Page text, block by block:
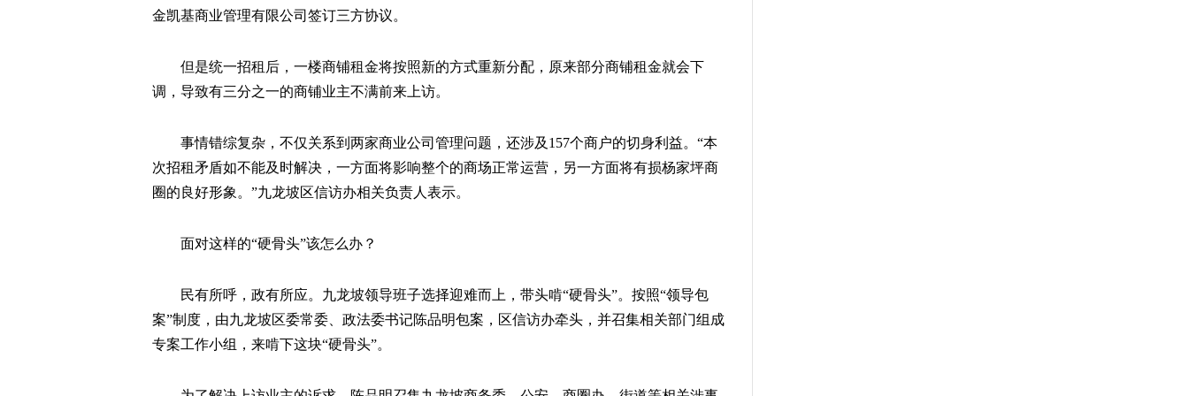
金凯基商业管理有限公司签订三方协议。
但是统一招租后，一楼商铺租金将按照新的方式重新分配，原来部分商铺租金就会下
调，导致有三分之一的商铺业主不满前来上访。
事情错综复杂，不仅关系到两家商业公司管理问题，还涉及157个商户的切身利益。“本
次招租矛盾如不能及时解决，一方面将影响整个的商场正常运营，另一方面将有损杨家坪商
圈的良好形象。”九龙坡区信访办相关负责人表示。
面对这样的“硬骨头”该怎么办？
民有所呼，政有所应。九龙坡领导班子选择迎难而上，带头啃“硬骨头”。按照“领导包
案”制度，由九龙坡区委常委、政法委书记陈品明包案，区信访办牵头，并召集相关部门组成
专案工作小组，来啃下这块“硬骨头”。